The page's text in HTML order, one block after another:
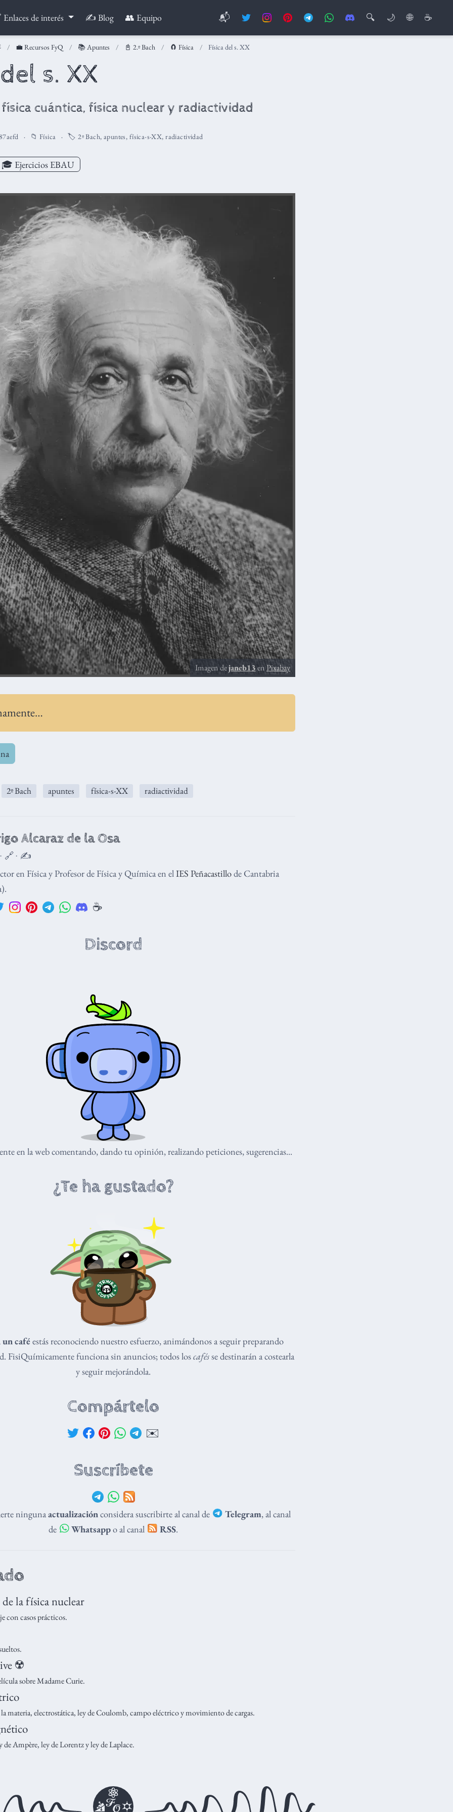
Enlaces de interés ✍️ Blog 👥 Equipo 📬 🔍 🌙 🌐 ☕
💼 Recursos FyQ 📚 Apuntes 📓 2.º Bach 🧲 Física Física del s. XX
s. XX
cuántica, física nuclear y radiactividad
📁 Física 🏷️ 2º Bach, apuntes, física-s-XX, radiactividad
🎓 Ejercicios EBAU
Imagen dejaneb13enPixabay
2º Bach apuntes física-s-XX radiactividad
Alcaraz de la Osa
🔗 · ✍️
en Física y Profesor de Física y Química en el IES Peñacastillode Cantabria
☕️
Discord
en la web comentando, dando tu opinión, realizando peticiones, sugerencias...
¿Te ha gustado?
caféestás reconociendo nuestro esfuerzo, animándonos a seguir preparando
FisiQuímicamente funciona sin anuncios; todos loscafésse destinarán a costearla
y seguir mejorándola.
Compártelo
✉️
Suscríbete
ningunaactualización considera suscribirte al canal de Telegram, al canal
de
Whatsappo al canal RSS.
la física nuclear
con casos prácticos.
☢️
sobre Madame Curie.
materia, electrostática, ley de Coulomb, campo eléctrico y movimiento de cargas.
de Ampère, ley de Lorentz y ley de Laplace.